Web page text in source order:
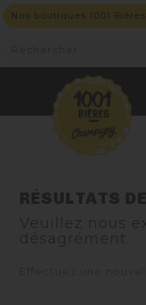
Nos boutiques 1001 Bières